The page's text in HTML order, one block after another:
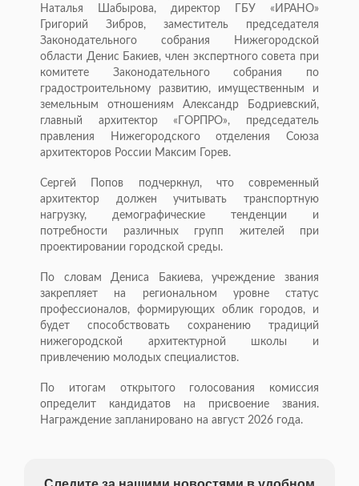
Наталья Шабырова, директор ГБУ «ИРАНО»
Григорий Зибров, заместитель председателя
Законодательного собрания Нижегородской
области Денис Бакиев, член экспертного совета при
комитете Законодательного собрания по
градостроительному развитию, имущественным и
земельным отношениям Александр Бодриевский,
главный архитектор «ГОРПРО», председатель
правления Нижегородского отделения Союза
архитекторов России Максим Горев.
Сергей Попов подчеркнул, что современный
архитектор должен учитывать транспортную
нагрузку, демографические тенденции и
потребности различных групп жителей при
проектировании городской среды.
По словам Дениса Бакиева, учреждение звания
закрепляет на региональном уровне статус
профессионалов, формирующих облик городов, и
будет способствовать сохранению традиций
нижегородской архитектурной школы и
привлечению молодых специалистов.
По итогам открытого голосования комиссия
определит кандидатов на присвоение звания.
Награждение запланировано на август 2026 года.